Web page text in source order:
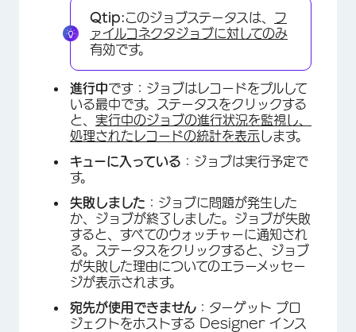
×
Qtip:このジョブステータスは、 フ
ァイルコネクタジョブに対してのみ
有効です。
進行中です：ジョブはレコードをプルして
いる最中です。ステータスをクリックする
と、 実行中のジョブの進行状況を監視し、
処理されたレコードの統計を表示します。
キューに入っている ：ジョブは実行予定で
す。
失敗しました ：ジョブに問題が発生した
か、ジョブが終了しました。ジョブが失敗
すると、すべてのウォッチャーに通知され
る。ステータスをクリックすると、ジョブ
が失敗した理由についてのエラーメッセー
ジが表示されます。
宛先が使用できません ：ターゲット プロ
ジェクトをホストする Designer インス